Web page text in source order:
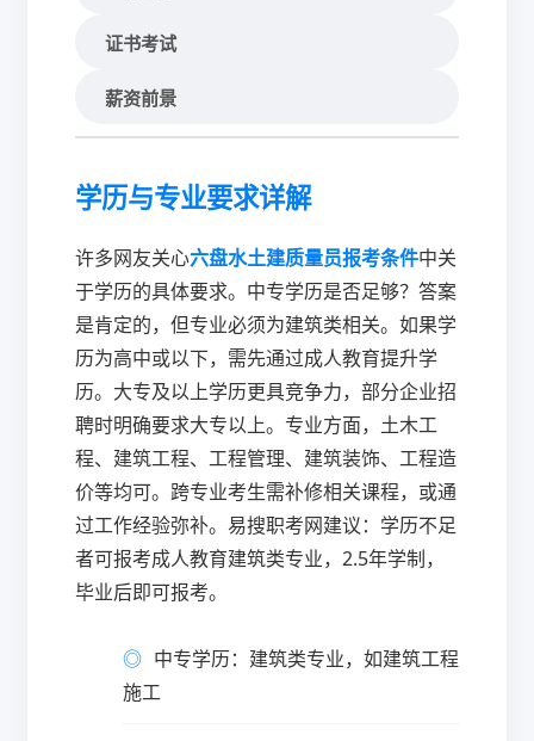
证书考试
薪资前景
学历与专业要求详解
许多网友关心六盘水土建质量员报考条件中关
于学历的具体要求。中专学历是否足够？答案
是肯定的，但专业必须为建筑类相关。如果学
历为高中或以下，需先通过成人教育提升学
历。大专及以上学历更具竞争力，部分企业招
聘时明确要求大专以上。专业方面，土木工
程、建筑工程、工程管理、建筑装饰、工程造
价等均可。跨专业考生需补修相关课程，或通
过工作经验弥补。易搜职考网建议：学历不足
者可报考成人教育建筑类专业，2.5年学制，
毕业后即可报考。
中专学历：建筑类专业，如建筑工程
施工